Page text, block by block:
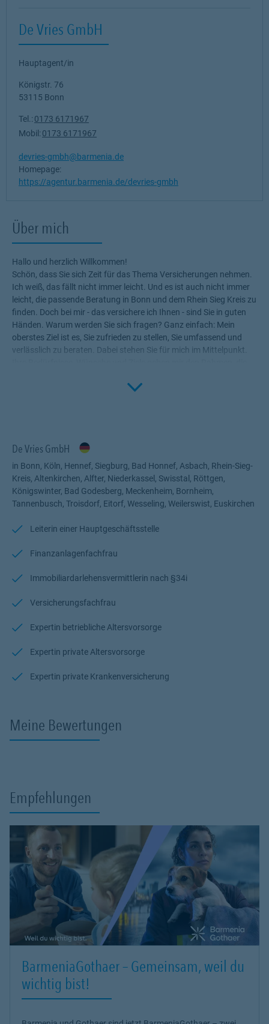
Über mich
Hallo und herzlich Willkommen!
Schön, dass Sie sich Zeit für das Thema Versicherungen nehmen.
Ich weiß, das fällt nicht immer leicht. Und es ist auch nicht immer
leicht, die passende Beratung in Bonn und dem Rhein Sieg Kreis zu
finden. Doch bei mir - das versichere ich Ihnen - sind Sie in guten
Händen. Warum werden Sie sich fragen? Ganz einfach: Mein
oberstes Ziel ist es, Sie zufrieden zu stellen, Sie umfassend und
verlässlich zu beraten. Dabei stehen Sie für mich im Mittelpunkt.
Ihnen die nötige Sicherheit geben, Ihr Leben ohne Wenn und Aber
Meine besondere Kompetenz liegt dabei in der Ärzteberatung, der
Krankenvollversicherung für Beamte - innen, Angestellte und
Freiberufler - innen. Ein weiterer Schwerpunkt liegt bei mir in der
Tierversicherungen, hier bin ich mit dem Angebot gerade für
Hunde und Katzen hervorragend aufgestellt. Wenn Sie aus dem
stammen können Sie mich gerne für ein Beratungsgespräch
Click to
De Vries GmbH
in Bonn, Köln, Hennef, Siegburg, Bad Honnef, Asbach, Rhein-Sieg-
Kreis, Altenkirchen, Alfter, Niederkassel, Swisstal, Röttgen,
Königswinter, Bad Godesberg, Meckenheim, Bornheim,
Tannenbusch, Troisdorf, Eitorf, Wesseling, Weilerswist, Euskirchen
Leiterin einer Hauptgeschäftsstelle
Finanzanlagenfachfrau
Immobiliardarlehensvermittlerin nach §34i
Versicherungsfachfrau
Expertin betriebliche Altersvorsorge
Expertin private Altersvorsorge
Expertin private Krankenversicherung
De Vries GmbH
Hauptagent/in
Königstr. 76
53115 Bonn
Tel.: 0173 6171967
Mobil: 0173 6171967
devries-gmbh@barmenia.de
Homepage:
https://agentur.barmenia.de/devries-gmbh
Meine Bewertungen
Empfehlungen
BarmeniaGothaer – Gemeinsam, weil du
wichtig bist!